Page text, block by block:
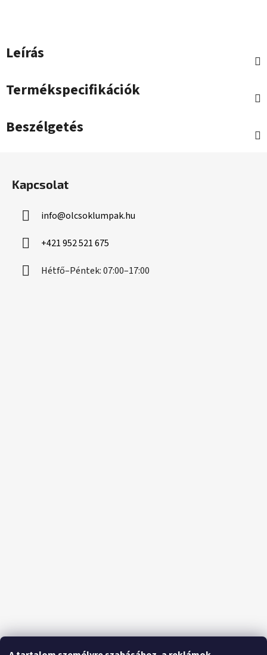
Leírás
Termékspecifikációk
Beszélgetés
Kapcsolat
info@olcsoklumpak.hu
+421 952 521 675
Hétfő–Péntek: 07:00–17:00